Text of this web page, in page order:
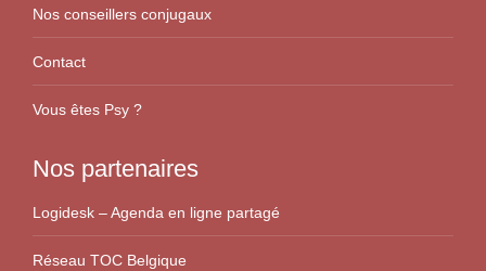
Nos conseillers conjugaux
Contact
Vous êtes Psy ?
Nos partenaires
Logidesk – Agenda en ligne partagé
Réseau TOC Belgique